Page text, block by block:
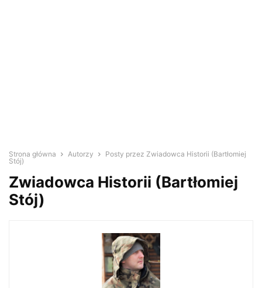
Strona główna Autorzy
Posty przez Zwiadowca Historii (Bartłomiej
Stój)
Zwiadowca Historii (Bartłomiej
Stój)